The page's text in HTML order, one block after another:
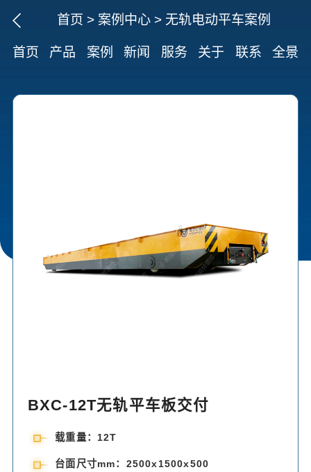
首页 > 案例中心> 无轨电动平车案例
首页 产品 案例 新闻 服务 关于 联系 全景
BXC-12T无轨平车板交付
载重量：12T
台面尺寸mm：2500x1500x500